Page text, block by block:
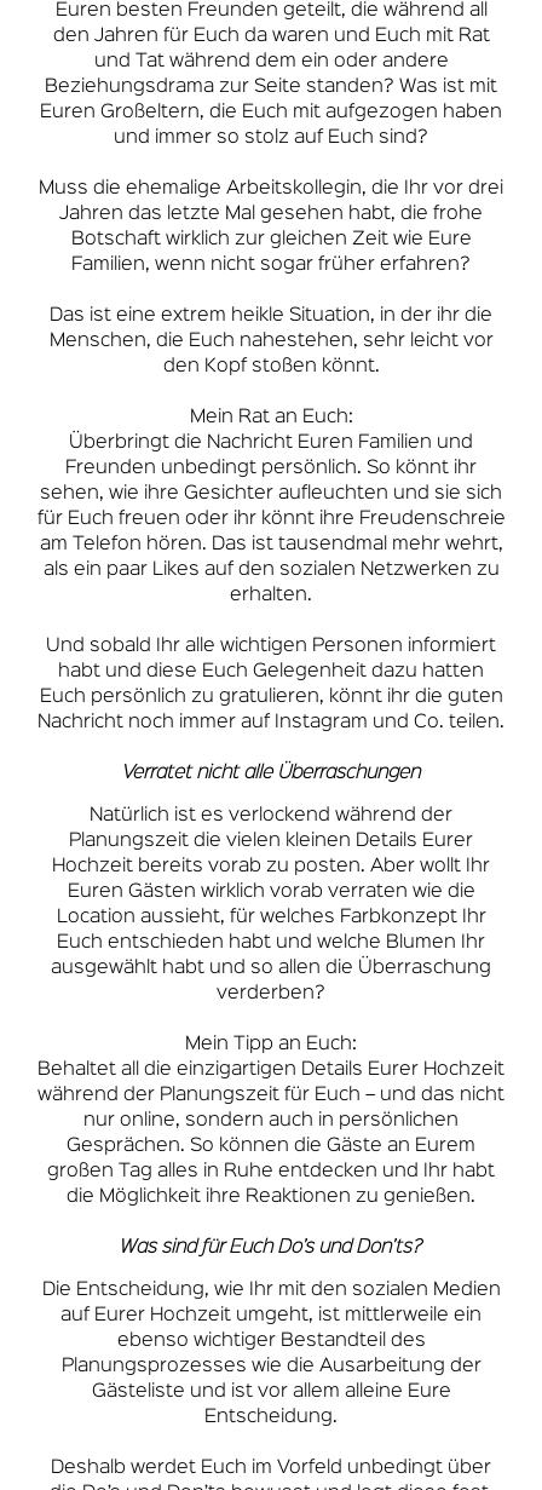
Euren besten Freunden geteilt, die während all
den Jahren für Euch da waren und Euch mit Rat
und Tat während dem ein oder andere
Beziehungsdrama zur Seite standen? Was ist mit
Euren Großeltern, die Euch mit aufgezogen haben
und immer so stolz auf Euch sind?
Muss die ehemalige Arbeitskollegin, die Ihr vor drei
Jahren das letzte Mal gesehen habt, die frohe
Botschaft wirklich zur gleichen Zeit wie Eure
Familien, wenn nicht sogar früher erfahren?
Das ist eine extrem heikle Situation, in der ihr die
Menschen, die Euch nahestehen, sehr leicht vor
den Kopf stoßen könnt.
Mein Rat an Euch:
Überbringt die Nachricht Euren Familien und
Freunden unbedingt persönlich. So könnt ihr
sehen, wie ihre Gesichter aufleuchten und sie sich
für Euch freuen oder ihr könnt ihre Freudenschreie
am Telefon hören. Das ist tausendmal mehr wehrt,
als ein paar Likes auf den sozialen Netzwerken zu
erhalten.
Und sobald Ihr alle wichtigen Personen informiert
habt und diese Euch Gelegenheit dazu hatten
Euch persönlich zu gratulieren, könnt ihr die guten
Nachricht noch immer auf Instagram und Co. teilen.
Verratet nicht alle Überraschungen
Natürlich ist es verlockend während der
Planungszeit die vielen kleinen Details Eurer
Hochzeit bereits vorab zu posten. Aber wollt Ihr
Euren Gästen wirklich vorab verraten wie die
Location aussieht, für welches Farbkonzept Ihr
Euch entschieden habt und welche Blumen Ihr
ausgewählt habt und so allen die Überraschung
verderben?
Mein Tipp an Euch:
Behaltet all die einzigartigen Details Eurer Hochzeit
während der Planungszeit für Euch – und das nicht
nur online, sondern auch in persönlichen
Gesprächen. So können die Gäste an Eurem
großen Tag alles in Ruhe entdecken und Ihr habt
die Möglichkeit ihre Reaktionen zu genießen.
Was sind für Euch Do’s und Don’ts?
Die Entscheidung, wie Ihr mit den sozialen Medien
auf Eurer Hochzeit umgeht, ist mittlerweile ein
ebenso wichtiger Bestandteil des
Planungsprozesses wie die Ausarbeitung der
Gästeliste und ist vor allem alleine Eure
Entscheidung.
Deshalb werdet Euch im Vorfeld unbedingt über